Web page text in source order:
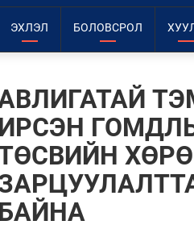
ЭХЛЭЛ БОЛОВСРОЛ
БАЙНА